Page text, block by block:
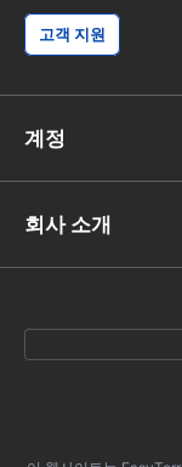
고객 지원
계정
회사 소개